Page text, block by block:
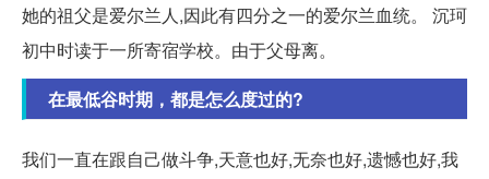
她的祖父是爱尔兰人,因此有四分之一的爱尔兰血统。 沉珂
初中时读于一所寄宿学校。由于父母离。
在最低谷时期，都是怎么度过的?
我们一直在跟自己做斗争,天意也好,无奈也好,遗憾也好,我